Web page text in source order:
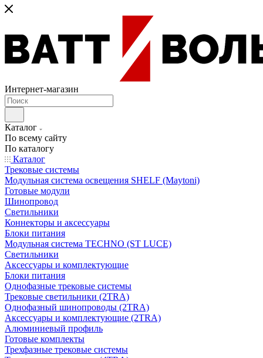
Интернет-магазин
Каталог
По всему сайту
По каталогу
Каталог
Трековые системы
Модульная система освещения SHELF (Maytoni)
Готовые модули
Шинопровод
Светильники
Коннекторы и аксессуары
Блоки питания
Модульная система TECHNO (ST LUCE)
Светильники
Аксессуары и комплектующие
Блоки питания
Однофазные трековые системы
Трековые светильники (2TRA)
Однофазный шинопроводы (2TRA)
Аксессуары и комплектующие (2TRA)
Алюминиевый профиль
Готовые комплекты
Трехфазные трековые системы